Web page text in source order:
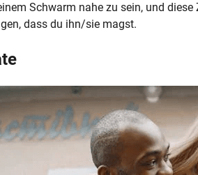
Schwarm nahe zu sein, und
dass du ihn/sie magst.